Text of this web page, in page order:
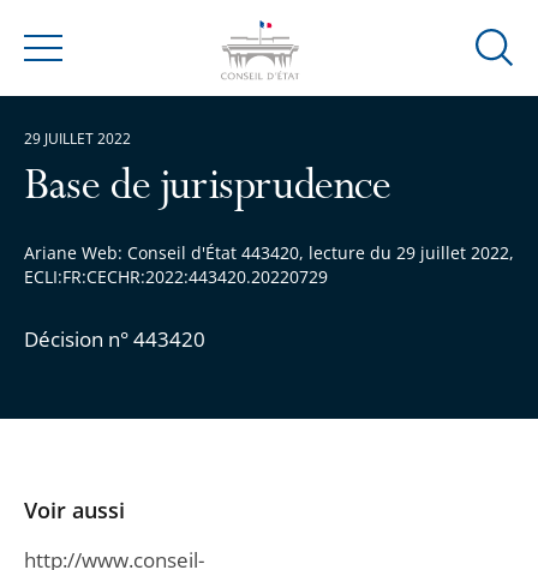
Menu
Ouvrir
Base de jurisprudence
Ariane Web: Conseil d'État 443420, lecture du 29 juillet 2022,
ECLI:FR:CECHR:2022:443420.20220729
Décision n° 443420
29 JUILLET 2022
Voir aussi
http://www.conseil-